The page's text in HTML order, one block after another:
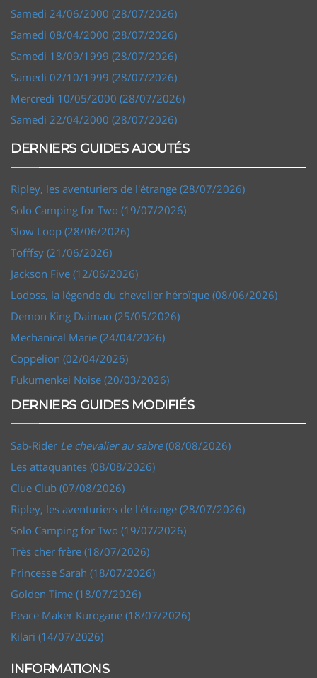
Samedi 24/06/2000 (28/07/2026)
Samedi 08/04/2000 (28/07/2026)
Samedi 18/09/1999 (28/07/2026)
Samedi 02/10/1999 (28/07/2026)
Mercredi 10/05/2000 (28/07/2026)
Samedi 22/04/2000 (28/07/2026)
DERNIERS GUIDES AJOUTÉS
Ripley, les aventuriers de l'étrange (28/07/2026)
Solo Camping for Two (19/07/2026)
Slow Loop (28/06/2026)
Tofffsy (21/06/2026)
Jackson Five (12/06/2026)
Lodoss, la légende du chevalier héroïque (08/06/2026)
Demon King Daimao (25/05/2026)
Mechanical Marie (24/04/2026)
Coppelion (02/04/2026)
Fukumenkei Noise (20/03/2026)
DERNIERS GUIDES MODIFIÉS
Sab-Rider Le chevalier au sabre(08/08/2026)
Les attaquantes (08/08/2026)
Clue Club (07/08/2026)
Ripley, les aventuriers de l'étrange (28/07/2026)
Solo Camping for Two (19/07/2026)
Très cher frère (18/07/2026)
Princesse Sarah (18/07/2026)
Golden Time (18/07/2026)
Peace Maker Kurogane (18/07/2026)
Kilari (14/07/2026)
INFORMATIONS